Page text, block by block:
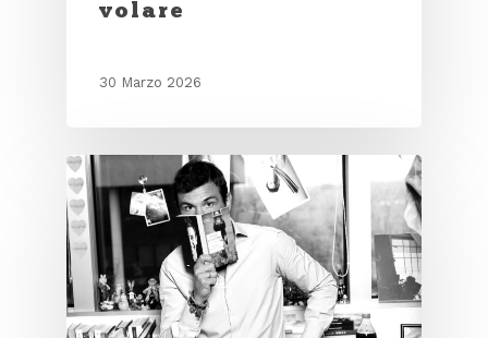
volare
30 Marzo 2026